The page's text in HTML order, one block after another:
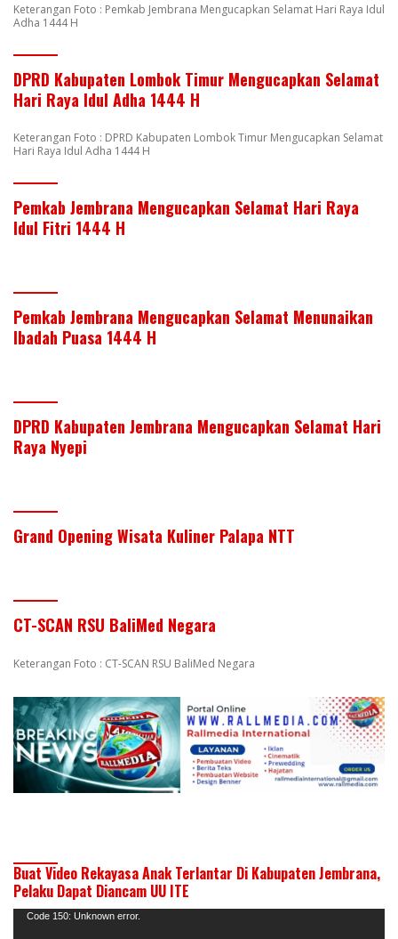
Keterangan Foto : Pemkab Jembrana Mengucapkan Selamat Hari Raya Idul
Adha 1444 H
DPRD Kabupaten Lombok Timur Mengucapkan Selamat
Hari Raya Idul Adha 1444 H
Keterangan Foto : DPRD Kabupaten Lombok Timur Mengucapkan Selamat
Hari Raya Idul Adha 1444 H
Pemkab Jembrana Mengucapkan Selamat Hari Raya
Idul Fitri 1444 H
Pemkab Jembrana Mengucapkan Selamat Menunaikan
Ibadah Puasa 1444 H
DPRD Kabupaten Jembrana Mengucapkan Selamat Hari
Raya Nyepi
Grand Opening Wisata Kuliner Palapa NTT
CT-SCAN RSU BaliMed Negara
Keterangan Foto : CT-SCAN RSU BaliMed Negara
Buat Video Rekayasa Anak Terlantar Di Kabupaten Jembrana,
Pelaku Dapat Diancam UU ITE
Pemutar
Code 150: Unknown error.